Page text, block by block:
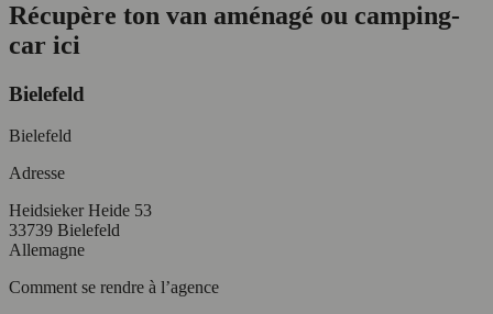
Récupère ton van aménagé ou camping-
car ici
Bielefeld
Bielefeld
Adresse
Heidsieker Heide 53
33739 Bielefeld
Allemagne
Comment se rendre à l’agence